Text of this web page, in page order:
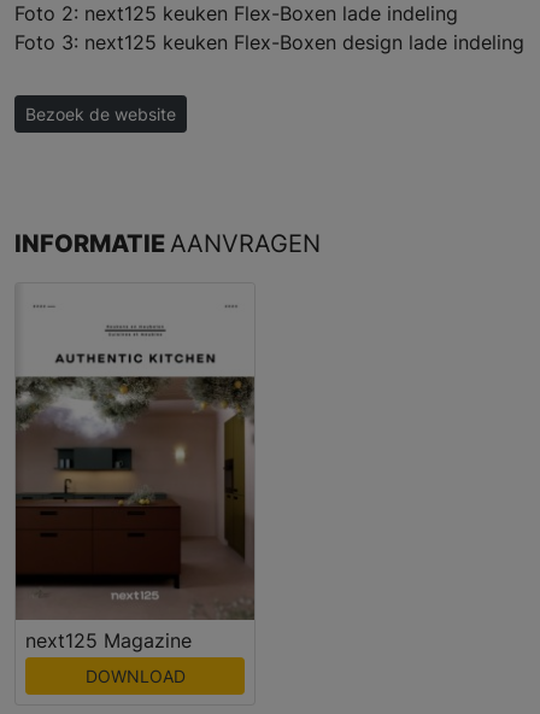
Foto 2: next125 keuken Flex-Boxen lade indeling
Foto 3: next125 keuken Flex-Boxen design lade indeling
Bezoek de website
INFORMATIEAANVRAGEN
next125 Magazine
DOWNLOAD